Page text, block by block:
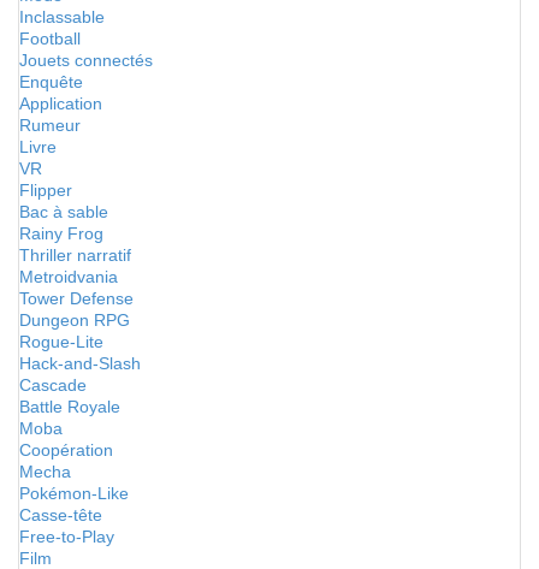
Inclassable
Football
Jouets connectés
Enquête
Application
Rumeur
Livre
VR
Flipper
Bac à sable
Rainy Frog
Thriller narratif
Metroidvania
Tower Defense
Dungeon RPG
Rogue-Lite
Hack-and-Slash
Cascade
Battle Royale
Moba
Coopération
Mecha
Pokémon-Like
Casse-tête
Free-to-Play
Film